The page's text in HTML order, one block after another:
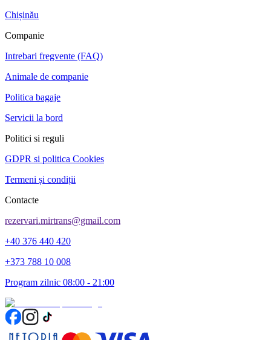
Chișinău
Companie
Intrebari fregvente (FAQ)
Animale de companie
Politica bagaje
Servicii la bord
Politici si reguli
GDPR si politica Cookies
Termeni și condiții
Contacte
rezervari.mirtrans@gmail.com
+40 376 440 420
+373 788 10 008
Program zilnic 08:00 - 21:00